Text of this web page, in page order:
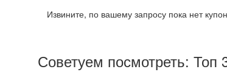
Извините, по вашему запросу пока нет
Советуем посмотреть: Топ